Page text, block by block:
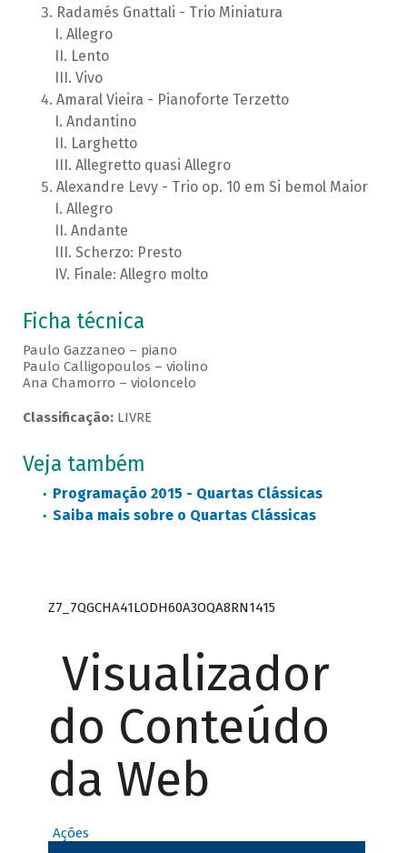
Radamés Gnattali - Trio Miniatura
Allegro
Lento
Vivo
Amaral Vieira - Pianoforte Terzetto
Andantino
Larghetto
Allegretto quasi Allegro
Alexandre Levy - Trio op. 10 em Si bemol Maior
Allegro
Andante
Scherzo: Presto
Finale: Allegro molto
Ficha técnica
Paulo Gazzaneo – piano
Paulo Calligopoulos – violino
Ana Chamorro – violoncelo
Classificação:LIVRE
Veja também
Programação 2015 - Quartas Clássicas
Saiba mais sobre o Quartas Clássicas
Z7_7QGCHA41LODH60A3OQA8RN1415
Visualizador
do Conteúdo
da Web
Ações